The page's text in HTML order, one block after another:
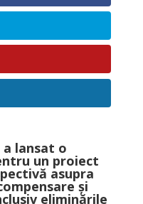
lansat o
un proiect
asupra
și
eliminările